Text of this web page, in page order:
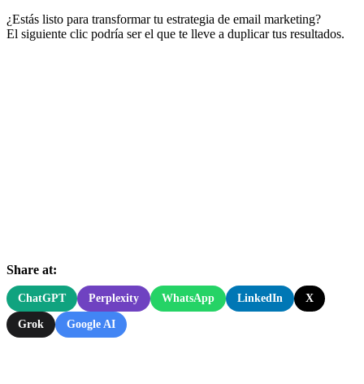
¿Estás listo para transformar tu estrategia de email marketing?
El siguiente clic podría ser el que te lleve a duplicar tus resultados.
Share at:
ChatGPT Perplexity WhatsApp LinkedIn X
Grok Google AI